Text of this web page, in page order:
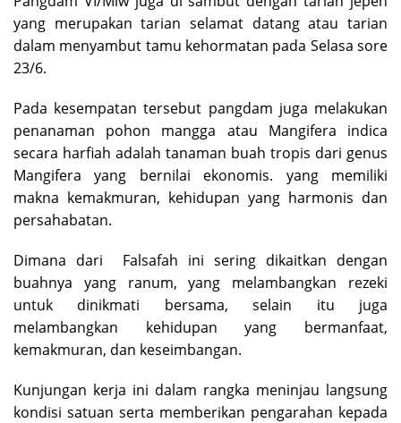
yang merupakan tarian selamat datang atau tarian
dalam menyambut tamu kehormatan pada Selasa sore
23/6.
Pada kesempatan tersebut pangdam juga melakukan
penanaman pohon mangga atau Mangifera indica
secara harfiah adalah tanaman buah tropis dari genus
Mangifera yang bernilai ekonomis. yang memiliki
makna kemakmuran, kehidupan yang harmonis dan
persahabatan.
Dimana dari Falsafah ini sering dikaitkan dengan
buahnya yang ranum, yang melambangkan rezeki
untuk dinikmati bersama, selain itu juga
melambangkan kehidupan yang bermanfaat,
kemakmuran, dan keseimbangan.
Kunjungan kerja ini dalam rangka meninjau langsung
kondisi satuan serta memberikan pengarahan kepada